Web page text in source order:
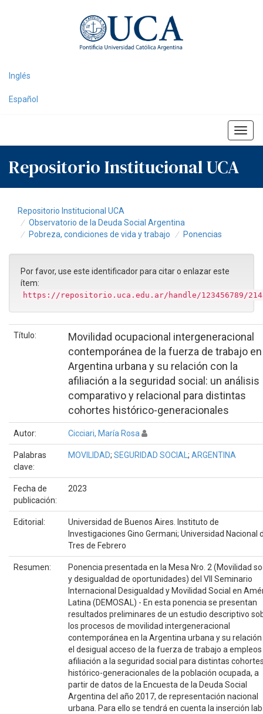
Inglés
Español
Repositorio Institucional UCA
Repositorio Institucional UCA
Observatorio de la Deuda Social Argentina
Pobreza, condiciones de vida y trabajo
Ponencias
Por favor, use este identificador para citar o enlazar este
ítem:
https://repositorio.uca.edu.ar/handle/123456789/
Título:
Movilidad ocupacional intergeneracional
contemporánea de la fuerza de trabajo
Argentina urbana y su relación con la
afiliación a la seguridad social: un análisis
comparativo y relacional para distintas
cohortes histórico-generacionales
Autor: Cicciari, María Rosa
Palabras
clave:
MOVILIDAD; SEGURIDAD SOCIAL ; ARGENTINA
Fecha de
publicación:
2023
Editorial:
Universidad de Buenos Aires. Instituto de
Investigaciones Gino Germani; Universidad Nacional
Tres de Febrero
Resumen:
Ponencia presentada en la Mesa Nro. 2 (Movilidad
y desigualdad de oportunidades) del VII Seminario
Internacional Desigualdad y Movilidad Social en
Latina (DEMOSAL) - En esta ponencia se presentan
resultados preliminares de un estudio descriptivo
los procesos de movilidad intergeneracional
contemporánea en la Argentina urbana y su
el desigual acceso de la fuerza de trabajo a
afiliación a la seguridad social para distintas
histórico-generacionales de la población ocupada, a
partir de datos de la Encuesta de la Deuda Social
Argentina del año 2017, de representación nacional
urbana. Para ello se tendrá en cuenta la inserción